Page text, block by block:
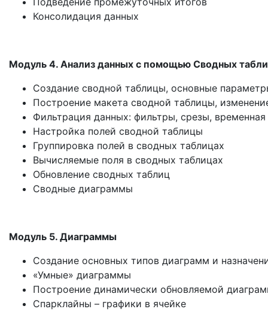
Консолидация данных
Модуль 4. Анализ данных с помощью Сводных
Создание сводной таблицы, основные
Построение макета сводной таблицы,
Фильтрация данных: фильтры, срезы,
Настройка полей сводной таблицы
Группировка полей в сводных таблицах
Вычисляемые поля в сводных таблицах
Обновление сводных таблиц
Сводные диаграммы
Модуль 5. Диаграммы
Создание основных типов диаграмм и
«Умные» диаграммы
Построение динамически обновляемой
Спарклайны – графики в ячейке